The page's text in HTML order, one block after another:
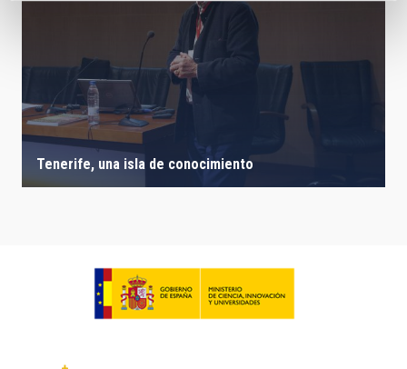
Tenerife, una isla de conocimiento